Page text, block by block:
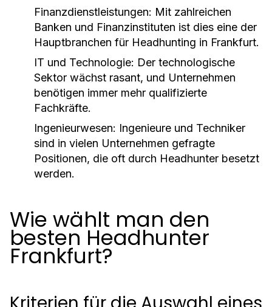
Finanzdienstleistungen: Mit zahlreichen
Banken und Finanzinstituten ist dies eine der
Hauptbranchen für Headhunting in Frankfurt.
IT und Technologie: Der technologische
Sektor wächst rasant, und Unternehmen
benötigen immer mehr qualifizierte
Fachkräfte.
Ingenieurwesen: Ingenieure und Techniker
sind in vielen Unternehmen gefragte
Positionen, die oft durch Headhunter besetzt
werden.
Wie wählt man den
besten Headhunter
Frankfurt?